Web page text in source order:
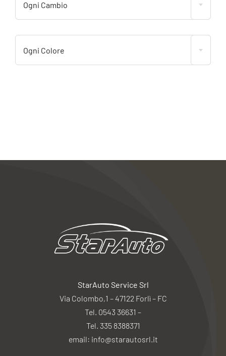
Ogni Cambio
Ogni Colore
StarAuto Service Srl
Via Colombo,1 – 47122 Forlì – FC
Tel. 0543 36631 –
Tel. 335 8388371
email: info@starautosrl.it